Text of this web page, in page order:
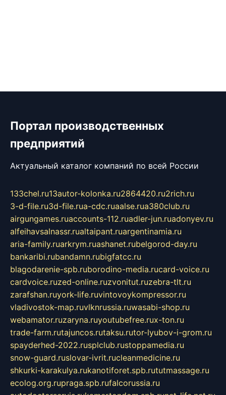
Портал производственных
предприятий
Актуальный каталог компаний по всей России
133chel.ru13autor-kolonka.ru2864420.ru2rich.ru
3-d-file.ru3d-file.rua-cdc.ruaalse.rua380club.ru
airgungames.ruaccounts-112.ruadler-jun.ruadonyev.ru
alfeihavsalnassr.rualtaipant.ruargentinamia.ru
aria-family.ruarkrym.ruashanet.rubelgorod-day.ru
bankaribi.rubandamn.rubigfatcc.ru
blagodarenie-spb.ruborodino-media.rucard-voice.ru
cardvoice.ruzed-online.ruzvonitut.ruzebra-tlt.ru
zarafshan.ruyork-life.ruvintovoykompressor.ru
vladivostok-map.ruvlknrussia.ruwasabi-shop.ru
webamator.ruzaryna.ruyoutubefree.rux-ton.ru
trade-farm.rutajuncos.rutaksu.rutor-lyubov-i-grom.ru
spayderhed-2022.rusplclub.rustoppamedia.ru
snow-guard.ruslovar-ivrit.rucleanmedicine.ru
shkurki-karakulya.rukanotiforet.spb.rututmassage.ru
ecolog.org.rupraga.spb.rufalcorussia.ru